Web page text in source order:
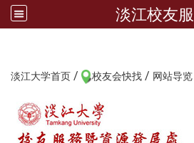
淡江校友
淡江大学首页 / 校友会快找 / 网站导览